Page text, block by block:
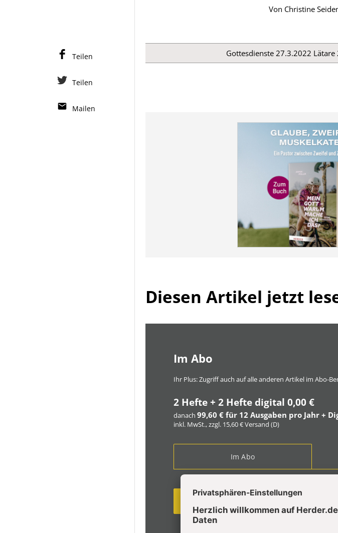
Von Christine
Gottesdienste 27.3.2022
Diesen Artikel jetzt
Im Abo
Ihr Plus: Zugriff auch auf alle anderen Artikel im Abo-
2 Hefte + 2 Hefte digital 0,00 €
danach 99,60 € für 12 Ausgaben pro Jahr +
inkl. MwSt., zzgl. 15,60 € Versand (D)
Im Abo
Teilen
Teilen
Mailen